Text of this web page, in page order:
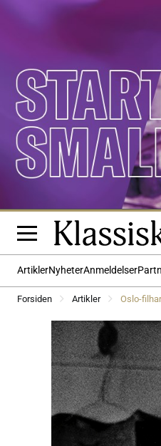
ArtiklerNyheterAnmeldelser
Forsiden Artikler Oslo-